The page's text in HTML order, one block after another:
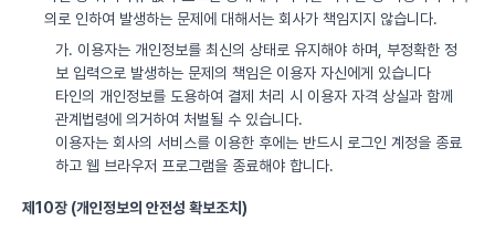
의로 인하여 발생하는 문제에 대해서는 회사가 책임지지 않습니다.
가. 이용자는 개인정보를 최신의 상태로 유지해야 하며, 부정확한 정
보 입력으로 발생하는 문제의 책임은 이용자 자신에게 있습니다
타인의 개인정보를 도용하여 결제 처리 시 이용자 자격 상실과 함께
관계법령에 의거하여 처벌될 수 있습니다.
이용자는 회사의 서비스를 이용한 후에는 반드시 로그인 계정을 종료
하고 웹 브라우저 프로그램을 종료해야 합니다.
제10장 (개인정보의 안전성 확보조치)